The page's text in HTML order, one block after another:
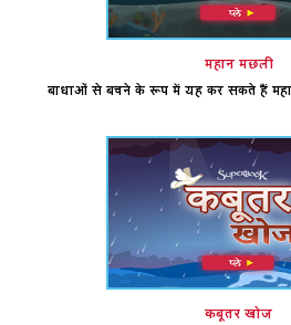
महान मछली
बाधाओं से बचने के रूप में यह कर सकते हैं
कबूतर खोज